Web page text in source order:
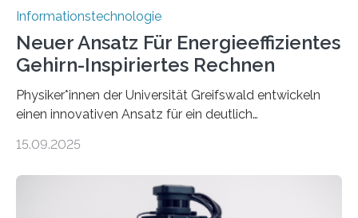
Informationstechnologie
Neuer Ansatz Für Energieeffizientes
Gehirn-Inspiriertes Rechnen
Physiker*innen der Universität Greifswald entwickeln
einen innovativen Ansatz für ein deutlich
Lösungsweg ist inspiriert vom menschlichen Gehirn. Die
stellt die heutige Computertechnik vor
Herausforderungen. Herkömmliche Silizium-
15.09.2025